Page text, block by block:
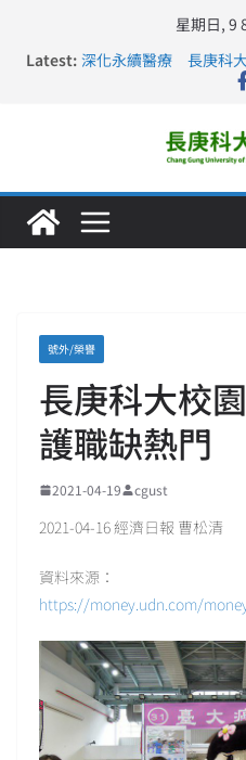
星期日, 9
Latest: 深化永續醫療 長庚科
長庚科大訪凱瑟醫療集
仁德醫專與長庚科大締
長庚科大連四年穩居《
號外/榮譽
長庚科大校
護職缺熱門
2021-04-19 cgust
2021-04-16 經濟日報 曹松清
資料來源：
https://money.udn.com/